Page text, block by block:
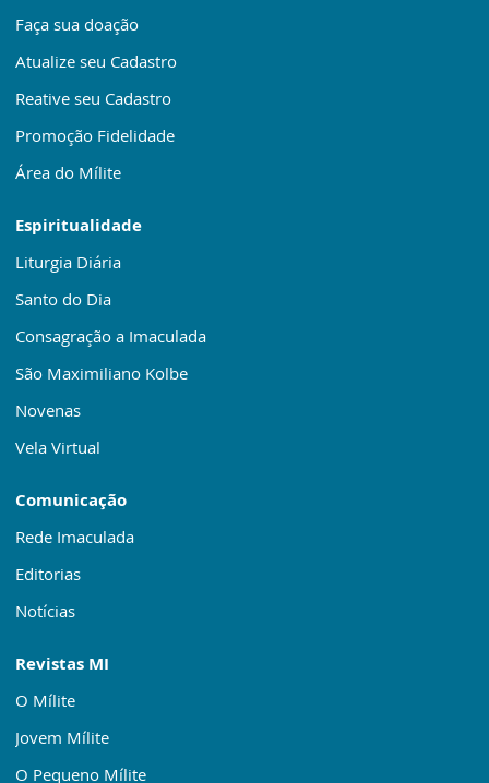
Faça sua doação
Atualize seu Cadastro
Reative seu Cadastro
Promoção Fidelidade
Área do Mílite
Espiritualidade
Liturgia Diária
Santo do Dia
Consagração a Imaculada
São Maximiliano Kolbe
Novenas
Vela Virtual
Comunicação
Rede Imaculada
Editorias
Notícias
Revistas MI
O Mílite
Jovem Mílite
O Pequeno Mílite